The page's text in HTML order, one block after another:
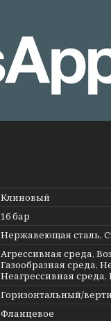
Клиновый
16 бар
Нержавеющая сталь,
Агрессивная среда,
Газообразная среда,
Неагрессивная среда,
Горизонтальный/
Фланцевое